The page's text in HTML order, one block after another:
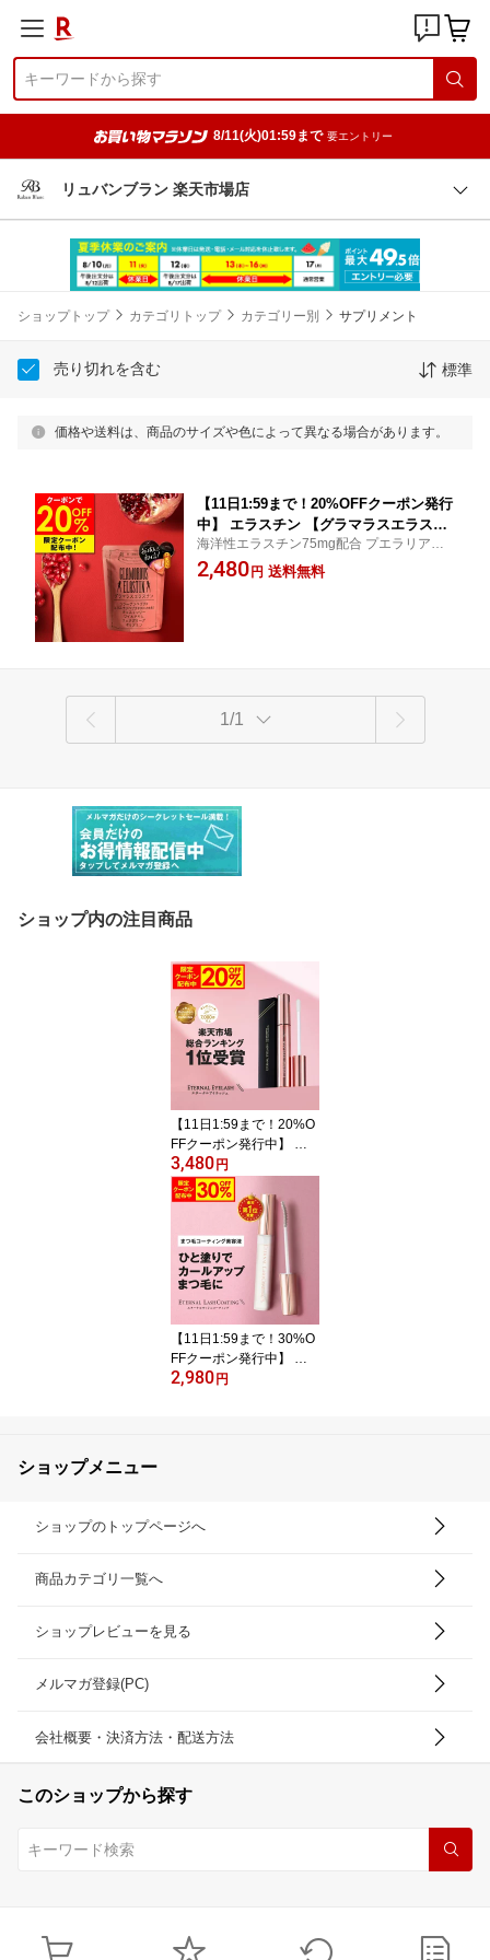
8/11(火)01:59まで 要エントリー
リュバンブラン 楽天市場店
ショップトップ カテゴリトップ カテゴリー別 サプリメント
売り切れを含む 標準
価格や送料は、商品のサイズや色によって異なる場合があります。
【11日1:59まで！20%OFFクーポン発行
中】 エラスチン 【グラマラスエラスチ
ン】 産後 育乳 産後ケア プラセンタ サ
プリ コラーゲン ワイルドヤム チェスト
海洋性エラスチン75mg配合 プエラリア不
使用 鉄分 葉酸配合サプリ
2,480円 送料無料
1/1
ショップ内の注目商品
【11日1:59まで！20%O
FFクーポン発行中】 ま
つげ美容液 【エターナル
アイラッシュ】 楽天上半
期ランキング受賞 全額返
金保証付 まつ毛美容液
まつげびようえき まつ毛
睫毛 美容液 マツエク マ
スカラ ヒト幹細胞培養液
エクソソーム 大容量
3,480円
【11日1:59まで！30%O
FFクーポン発行中】 ま
つ毛コーティング剤 【エ
ム
2,980円
ショップメニュー
ショップのトップページへ
商品カテゴリ一覧へ
ショップレビューを見る
メルマガ登録(PC)
会社概要・決済方法・配送方法
このショップから探す